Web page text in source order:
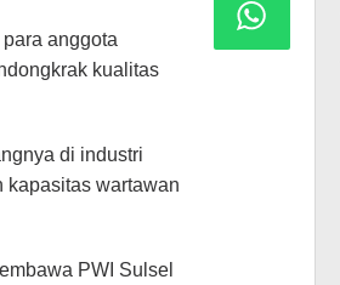
anggota
kualitas
di industri
kapasitas wartawan
PWI Sulsel